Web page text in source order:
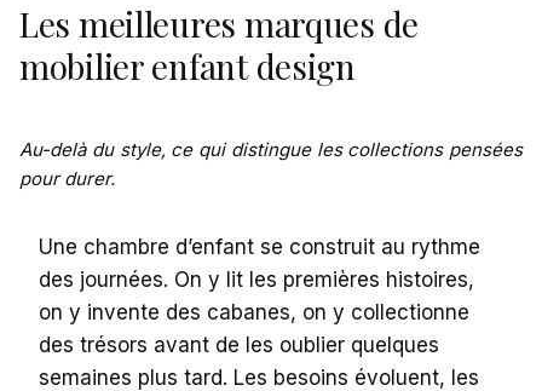
Les meilleures marques de
mobilier enfant design
Au-delà du style, ce qui distingue les collections pensées
pour durer.
Une chambre d’enfant se construit au rythme
des journées. On y lit les premières histoires,
on y invente des cabanes, on y collectionne
des trésors avant de les oublier quelques
semaines plus tard. Les besoins évoluent, les